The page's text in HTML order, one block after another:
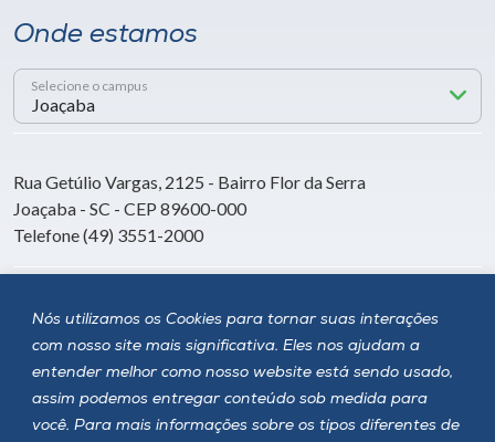
Nós utilizamos os Cookies para tornar suas interações
com nosso site mais significativa. Eles nos ajudam a
entender melhor como nosso website está sendo usado,
assim podemos entregar conteúdo sob medida para
você. Para mais informações sobre os tipos diferentes de
Onde estamos
Selecione o campus
Rua Getúlio Vargas, 2125 - Bairro Flor da Serra
Joaçaba - SC - CEP 89600-000
Telefone (49) 3551-2000
Siga a Unoesc